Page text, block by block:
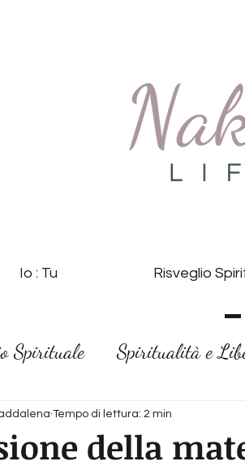
Io : Tu Risveglio
Spirituale Spiritualità e
della
Tempo di lettura: 2 min